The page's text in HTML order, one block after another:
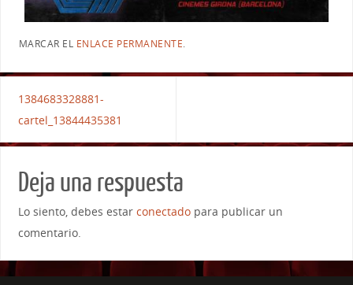
MARCAR EL ENLACE PERMANENTE.
1384683328881-
cartel_13844435381
Deja una respuesta
Lo siento, debes estar conectadopara publicar un
comentario.